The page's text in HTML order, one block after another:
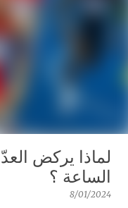
لماذا يركض
الساعة ؟
8/01/2024